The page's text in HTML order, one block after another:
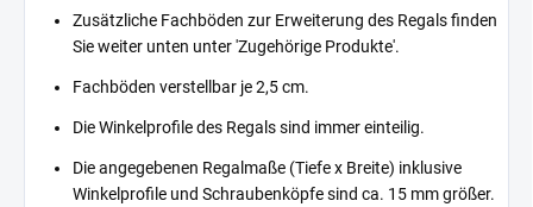
Zusätzliche Fachböden zur Erweiterung des Regals finden
Sie weiter unten unter 'Zugehörige Produkte'.
Fachböden verstellbar je 2,5 cm.
Die Winkelprofile des Regals sind immer einteilig.
Die angegebenen Regalmaße (Tiefe x Breite) inklusive
Winkelprofile und Schraubenköpfe sind ca. 15 mm größer.